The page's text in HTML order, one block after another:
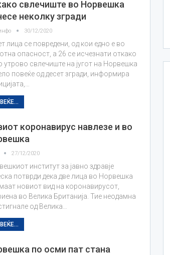
свлечиште во Норвешка
неколку згради
30/12/2020
лица се повредени, од кои едно е во
опасност, а 26 се исчезнати откако
утрово свлечиште на југот на Норвешка
повеќе од десет згради, информира
коронавирус навлезе и во
27/12/2020
институт за јавно здравје
потврди дека две лица во Норвешка
новиот вид на коронавирусот,
во Велика Британија. Тие неодамна
од Велика…
по осми пат стана